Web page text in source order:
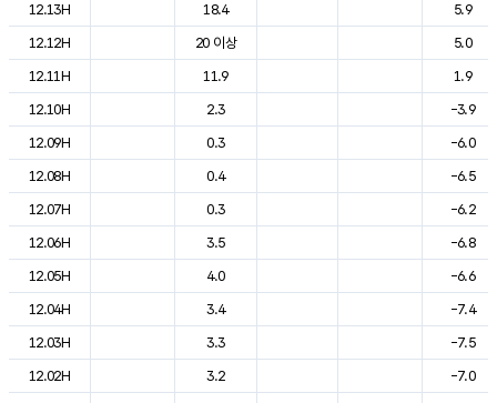
12.13H
18.4
5.9
12.12H
20 이상
5.0
12.11H
11.9
1.9
12.10H
2.3
-3.9
12.09H
0.3
-6.0
12.08H
0.4
-6.5
12.07H
0.3
-6.2
12.06H
3.5
-6.8
12.05H
4.0
-6.6
12.04H
3.4
-7.4
12.03H
3.3
-7.5
12.02H
3.2
-7.0